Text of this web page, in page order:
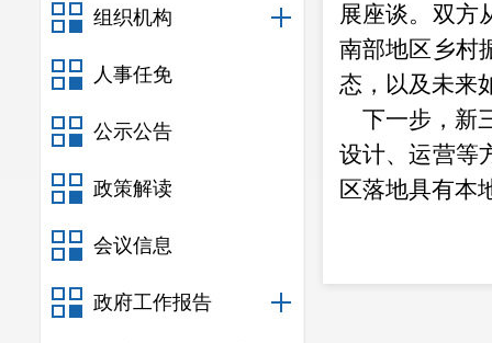
组织机构
人事任免
公示公告
政策解读
会议信息
政府工作报告
展座谈。 双方
南部地区乡村
态，以及未来
下一步，新
设计、运营等
区落地具有本